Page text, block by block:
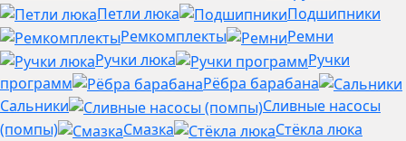
Петли люка
Подшипники
Ремкомплекты
Ремни
Ручки люка
Ручки
программ
Рёбра барабана
Сальники
Сливные насосы
(помпы)
Смазка
Стёкла люка